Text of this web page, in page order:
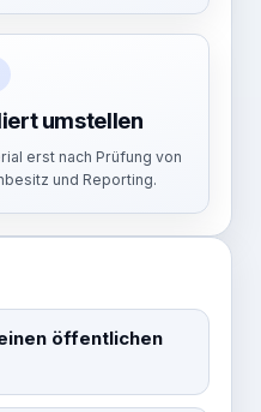
umstellen
erst nach Prüfung von
und Reporting.
öffentlichen